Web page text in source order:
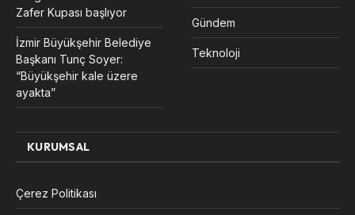
Zafer Kupası başlıyor
İzmir Büyükşehir Belediye
Başkanı Tunç Soyer:
“Büyükşehir kale üzere
ayakta”
Gündem
Teknoloji
KURUMSAL
Çerez Politikası